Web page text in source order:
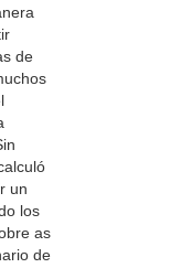
de
un
los
as
de